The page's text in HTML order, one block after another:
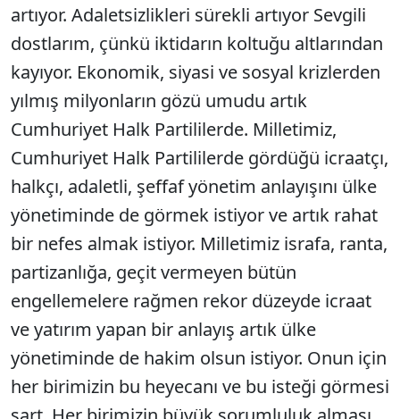
artıyor. Adaletsizlikleri sürekli artıyor Sevgili
dostlarım, çünkü iktidarın koltuğu altlarından
kayıyor. Ekonomik, siyasi ve sosyal krizlerden
yılmış milyonların gözü umudu artık
Cumhuriyet Halk Partililerde. Milletimiz,
Cumhuriyet Halk Partililerde gördüğü icraatçı,
halkçı, adaletli, şeffaf yönetim anlayışını ülke
yönetiminde de görmek istiyor ve artık rahat
bir nefes almak istiyor. Milletimiz israfa, ranta,
partizanlığa, geçit vermeyen bütün
engellemelere rağmen rekor düzeyde icraat
ve yatırım yapan bir anlayış artık ülke
yönetiminde de hakim olsun istiyor. Onun için
her birimizin bu heyecanı ve bu isteği görmesi